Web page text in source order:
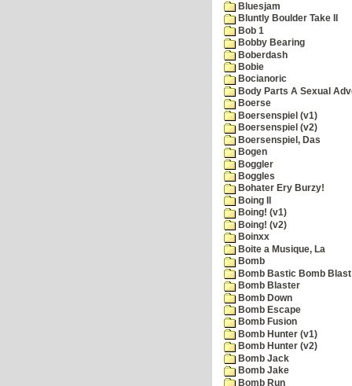
Bluesjam
Bluntly Boulder Take II
Bob 1
Bobby Bearing
Boberdash
Bobie
Bocianoric
Body Parts A Sexual
Boerse
Boersenspiel (v1)
Boersenspiel (v2)
Boersenspiel, Das
Bogen
Boggler
Boggles
Bohater Ery Burzy!
Boing II
Boing! (v1)
Boing! (v2)
Boinxx
Boite a Musique, La
Bomb
Bomb Bastic Bomb
Bomb Blaster
Bomb Down
Bomb Escape
Bomb Fusion
Bomb Hunter (v1)
Bomb Hunter (v2)
Bomb Jack
Bomb Jake
Bomb Run